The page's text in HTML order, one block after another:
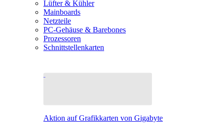
Lüfter & Kühler
Mainboards
Netzteile
PC-Gehäuse & Barebones
Prozessoren
Schnittstellenkarten
Aktion auf Grafikkarten von Gigabyte